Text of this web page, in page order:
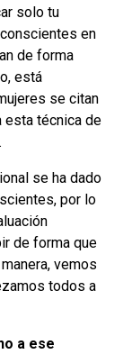
solo tu
en
de forma
está
se citan
esta técnica de
se ha dado
por lo
de forma que
vemos
todos a
a ese